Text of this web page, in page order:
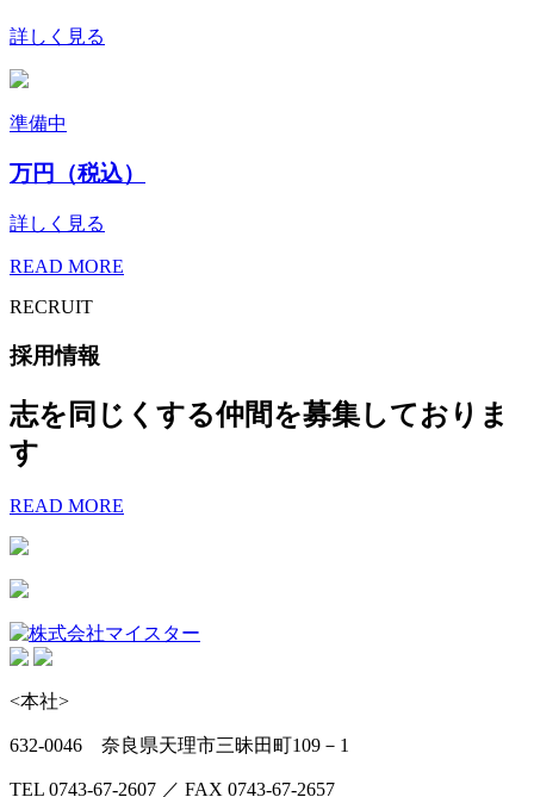
詳しく見る
準備中
万円（税込）
詳しく見る
READ MORE
RECRUIT
採用情報
志を同じくする仲間を募集しておりま
す
READ MORE
<本社>
632-0046 奈良県天理市三昧田町109－1
TEL 0743-67-2607 ／ FAX 0743-67-2657